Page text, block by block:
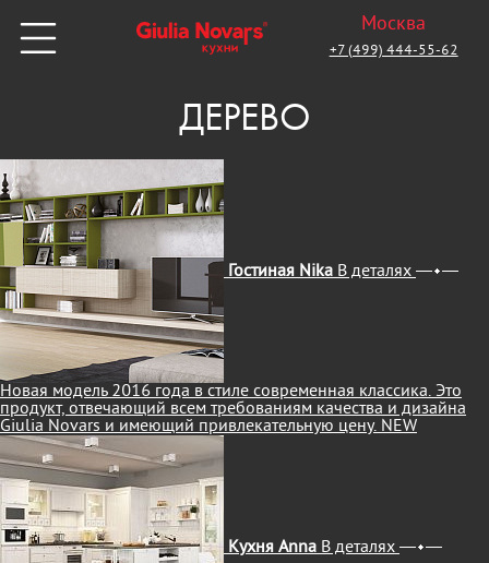
Москва
+7 (499) 444-55-62
ДЕРЕВО
Гостиная Nika В деталях
Новая модель 2016 года в стиле современная классика. Это
продукт, отвечающий всем требованиям качества и дизайна
Giulia Novars и имеющий привлекательную цену. NEW
Кухня Anna В деталях